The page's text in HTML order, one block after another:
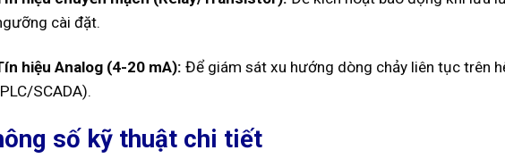
cài đặt.
hiệu Analog (4-20 mA): Để giám sát xu hướng dòng chảy liên tục trên
SCADA).
số kỹ thuật chi tiết